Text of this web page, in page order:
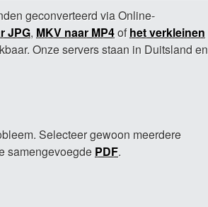
geconverteerd via Online-
JPG, MKV naar MP4ofhet verkleinen
Onze servers staan in Duitsland en
Selecteer gewoon meerdere
samengevoegde PDF.